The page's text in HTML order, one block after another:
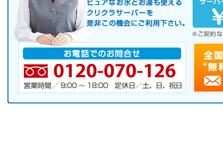
ピュアなお水とお湯も使えるクリクラサーバーを是非この機会にご
サーバレンタル
ご自宅まで配送
※ご契約なさらなくても結構です。
お電話でのお問合せ